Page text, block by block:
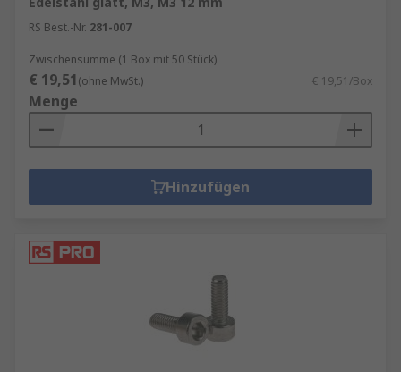
RS Best.-Nr. 281-007
Zwischensumme (1 Box mit 50 Stück)
€ 19,51(ohne MwSt.) € 19,51/Box
Menge
Hinzufügen